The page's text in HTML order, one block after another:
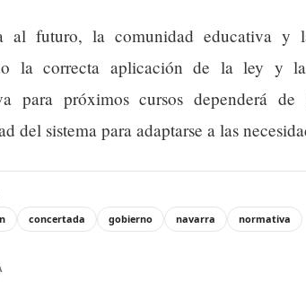
al futuro, la comunidad educativa y
la correcta aplicación de la ley y
para próximos cursos dependerá
del sistema para adaptarse a las
concertada gobierno navarra normativa